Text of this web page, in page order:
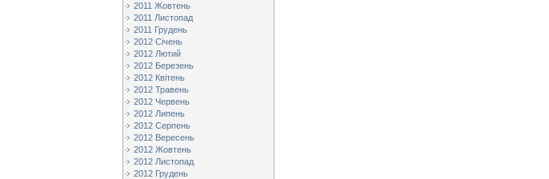
2011 Жовтень
2011 Листопад
2011 Грудень
2012 Січень
2012 Лютий
2012 Березень
2012 Квітень
2012 Травень
2012 Червень
2012 Липень
2012 Серпень
2012 Вересень
2012 Жовтень
2012 Листопад
2012 Грудень